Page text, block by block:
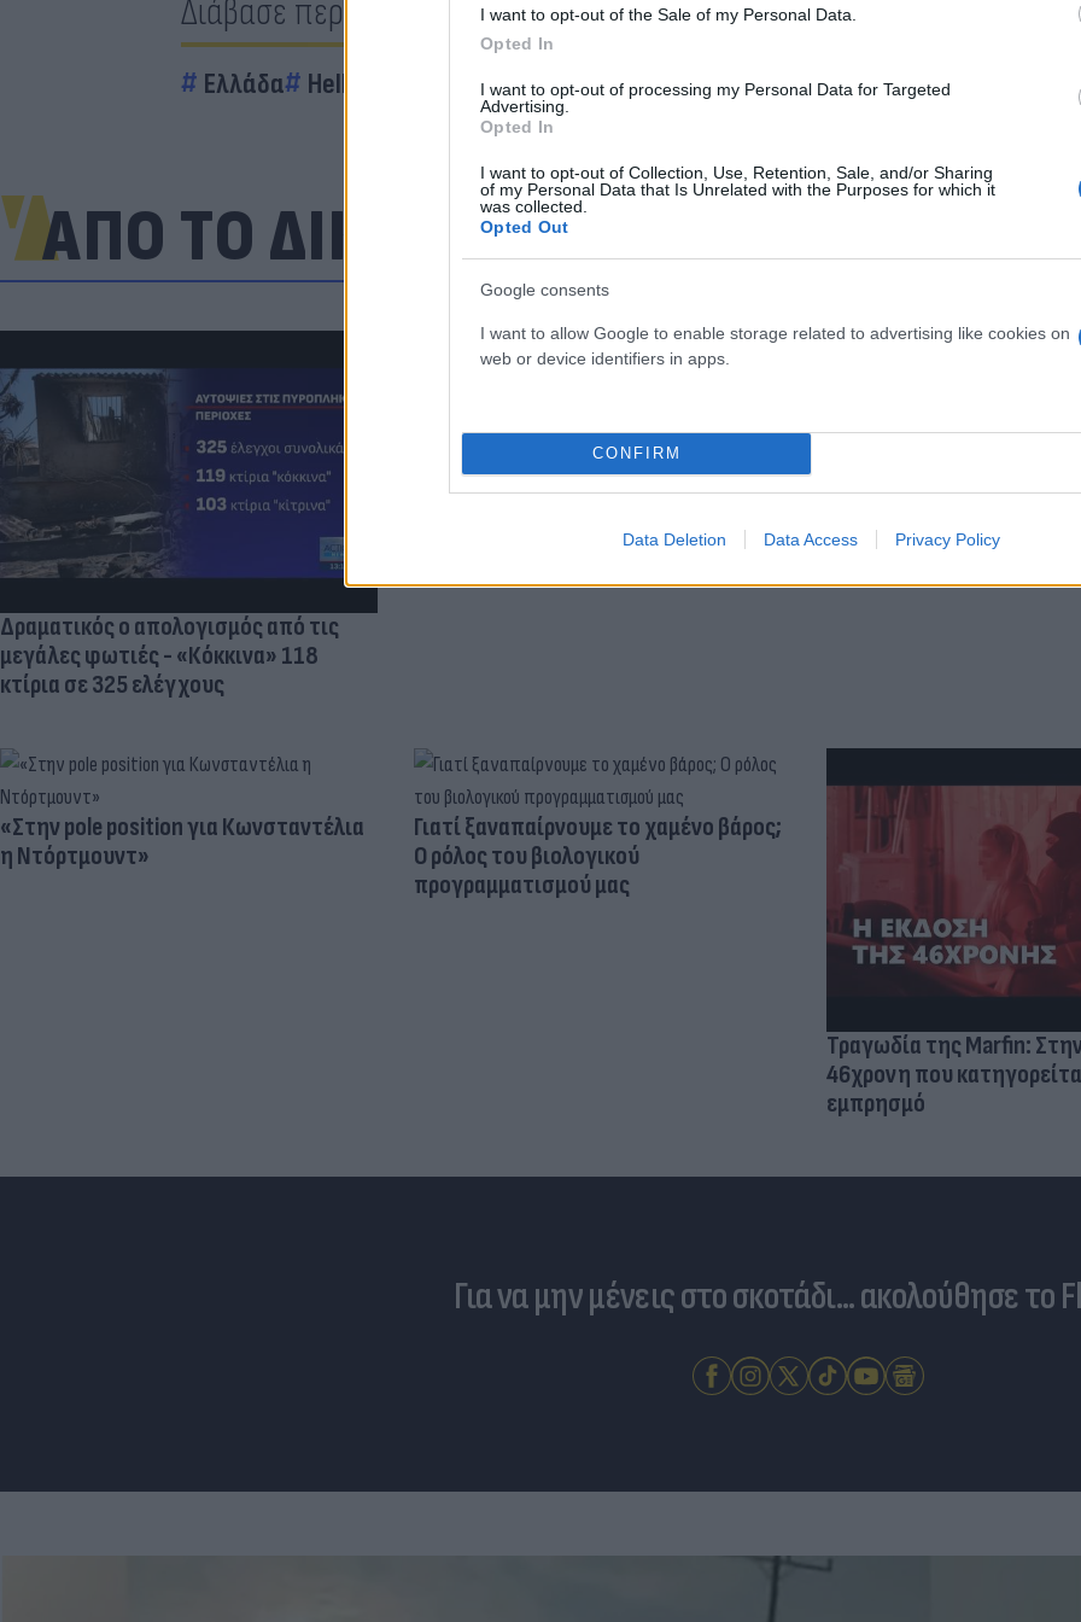
I want to opt-out of the Sale of my Personal Data.
Opted In
I want to opt-out of processing my Personal Data for Targeted
Advertising.
Opted In
I want to opt-out of Collection, Use, Retention, Sale, and/or Sharing
of my Personal Data that Is Unrelated with the Purposes for which it
was collected.
Opted Out
Google consents
I want to allow Google to enable storage related to advertising like cookies on
web or device identifiers in apps.
CONFIRM
Data Deletion Data Access Privacy Policy
Διάβασε περισσότερα
Ελλάδα Hellenic Train
ΑΠΟ ΤΟ ΔΙΚΤΥΟ
Δραματικός ο απολογισμός από τις
μεγάλες φωτιές - «Κόκκινα» 118
κτίρια σε 325 ελέγχους
Πανζουρλισμός στην παρουσίαση του
Σαλάχ - Χιλιάδες κόσμου στο γήπεδο
της Τραμπζονσπόρ (video)
«τέλειο» δέρμα
«Στην pole position για Κωνσταντέλια
η Ντόρτμουντ»
Γιατί ξαναπαίρνουμε το χαμένο βάρος;
Ο ρόλος του βιολογικού
προγραμματισμού μας
Τραγωδία της Marfin:
46χρονη που
εμπρησμό
Για να μην μένεις στο σκοτάδι... ακολούθησε το